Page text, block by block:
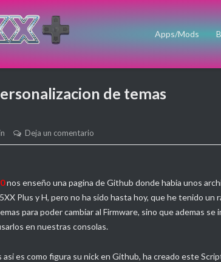
Apps/Mods
de temas
Deja un comentario
nos enseño una pagina de Github donde habia unos
Plus y H, pero no ha sido hasta hoy, que he tenido un
para poder cambiar al Firmware, sino que ademas
en nuestras consolas.
asi es como figura su nick en Github, ha creado este